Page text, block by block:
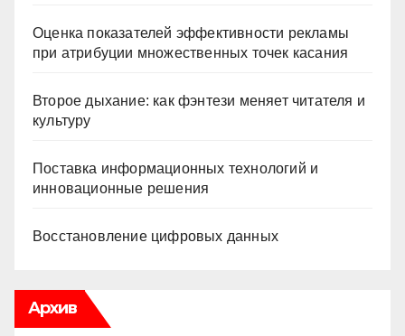
Оценка показателей эффективности рекламы
при атрибуции множественных точек касания
Второе дыхание: как фэнтези меняет читателя и
культуру
Поставка информационных технологий и
инновационные решения
Восстановление цифровых данных
Архив